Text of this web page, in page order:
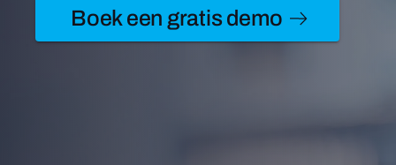
Boek een gratis demo